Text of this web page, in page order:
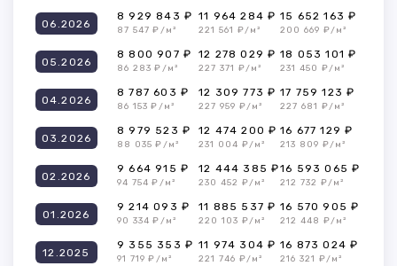
06.2026
8 929 843 ₽
87 547 ₽/м²
11 964 284 ₽
221 561 ₽/м²
15 652 163 ₽
200 669 ₽/м²
05.2026
8 800 907 ₽
86 283 ₽/м²
12 278 029 ₽
227 371 ₽/м²
18 053 101 ₽
231 450 ₽/м²
04.2026
8 787 603 ₽
86 153 ₽/м²
12 309 773 ₽
227 959 ₽/м²
17 759 123 ₽
227 681 ₽/м²
03.2026
8 979 523 ₽
88 035 ₽/м²
12 474 200 ₽
231 004 ₽/м²
16 677 129 ₽
213 809 ₽/м²
02.2026
9 664 915 ₽
94 754 ₽/м²
12 444 385 ₽
230 452 ₽/м²
16 593 065 ₽
212 732 ₽/м²
01.2026
9 214 093 ₽
90 334 ₽/м²
11 885 537 ₽
220 103 ₽/м²
16 570 905 ₽
212 448 ₽/м²
12.2025
9 355 353 ₽
91 719 ₽/м²
11 974 304 ₽
221 746 ₽/м²
16 873 024 ₽
216 321 ₽/м²